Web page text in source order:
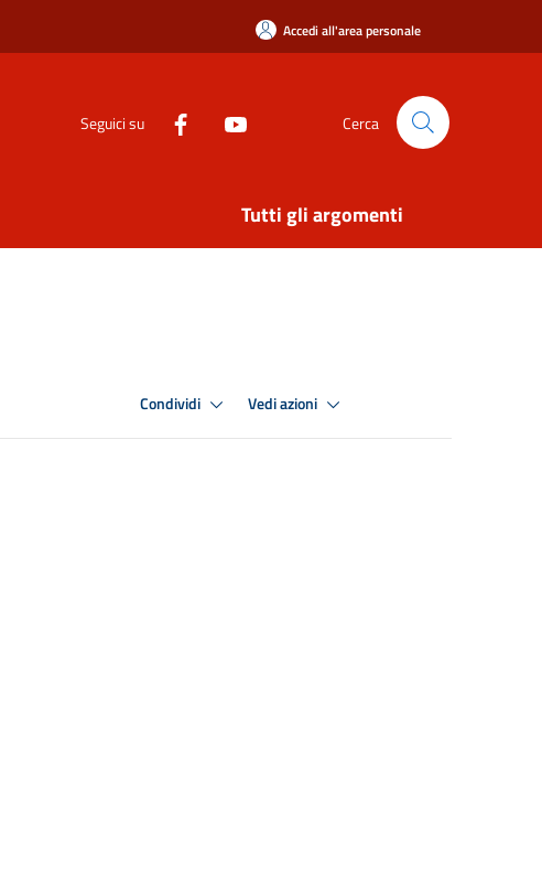
Accedi all'area personale
Seguici su Cerca
Tutti gli argomenti
Condividi Vedi azioni